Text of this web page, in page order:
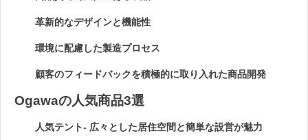
革新的なデザインと機能性
環境に配慮した製造プロセス
顧客のフィードバックを積極的に取り入れた商品開発
Ogawaの人気商品3選
人気テント- 広々とした居住空間と簡単な設営が魅力